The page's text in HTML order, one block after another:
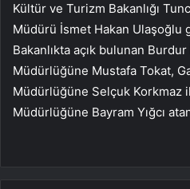
Kültür ve Turizm Bakanlığı
Müdürü İsmet Hakan Ulaşoğlu
Bakanlıkta açık bulunan
Müdürlüğüne Mustafa Tokat,
Müdürlüğüne Selçuk Korkmaz
Müdürlüğüne Bayram Yığcı